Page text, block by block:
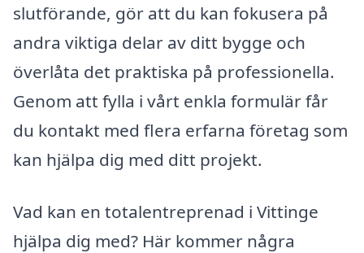
slutförande, gör att du kan fokusera på
andra viktiga delar av ditt bygge och
överlåta det praktiska på professionella.
Genom att fylla i vårt enkla formulär får
du kontakt med flera erfarna företag som
kan hjälpa dig med ditt projekt.
Vad kan en totalentreprenad i Vittinge
hjälpa dig med? Här kommer några